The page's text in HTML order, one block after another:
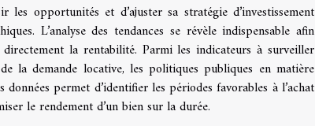
opportunités et d’ajuster sa stratégie d’investissement
L’analyse des tendances se révèle indispensable afin
la rentabilité. Parmi les indicateurs à surveiller
la demande locative, les politiques publiques en matière
permet d’identifier les périodes favorables à l’achat
le rendement d’un bien sur la durée.